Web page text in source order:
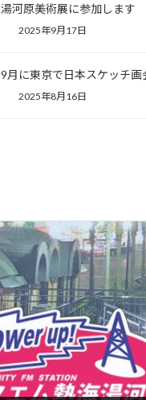
湯河原美術展に参加します
2025年9月17日
9月に東京で日本スケッチ画
2025年8月16日